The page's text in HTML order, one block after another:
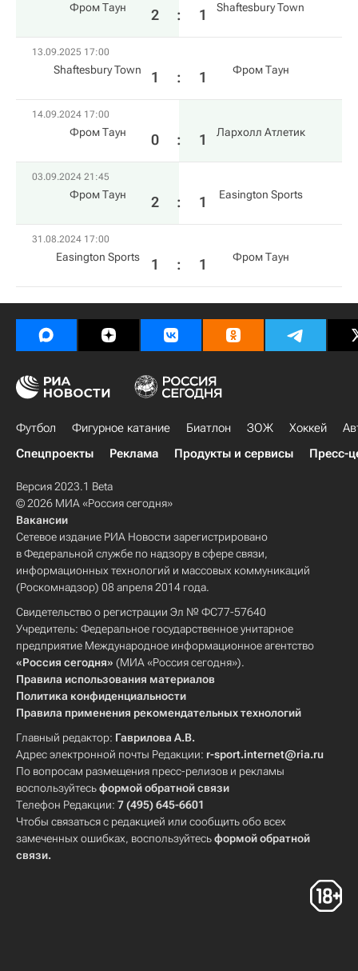
Фром Таун 2 : 1 Shaftesbury Town
13.09.2025 17:00
Shaftesbury Town 1 : 1 Фром Таун
14.09.2024 17:00
Фром Таун 0 : 1 Лархолл Атлетик
03.09.2024 21:45
Фром Таун 2 : 1 Easington Sports
31.08.2024 17:00
Easington Sports 1 : 1 Фром Таун
Футбол Фигурное катание Биатлон ЗОЖ Хоккей
Спецпроекты
Реклама Продукты и сервисы Пресс-
Версия 2023.1 Beta
© 2026 МИА «Россия сегодня»
Вакансии
Сетевое издание РИА Новости зарегистрировано
в Федеральной службе по надзору в сфере связи,
информационных технологий и массовых коммуникаций
(Роскомнадзор) 08 апреля 2014 года.
Свидетельство о регистрации Эл № ФС77-57640
Учредитель: Федеральное государственное унитарное
предприятие Международное информационное агентство
«Россия сегодня» (МИА «Россия сегодня»).
Правила использования материалов
Политика конфиденциальности
Правила применения рекомендательных технологий
Главный редактор: Гаврилова А.В.
Адрес электронной почты Редакции: r-sport.internet@ria.ru
По вопросам размещения пресс-релизов и рекламы
воспользуйтесьформой обратной связи
Телефон Редакции: 7 (495) 645-6601
Чтобы связаться с редакцией или сообщить обо всех
замеченных ошибках, воспользуйтесьформой обратной
связи.